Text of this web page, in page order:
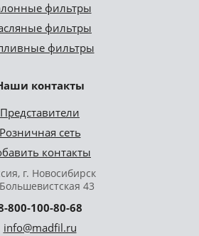
фильтры
фильтры
фильтры
контакты
Представители
Розничная сеть
контакты
г. Новосибирск
43
800-100-80-68
info@madfil.ru